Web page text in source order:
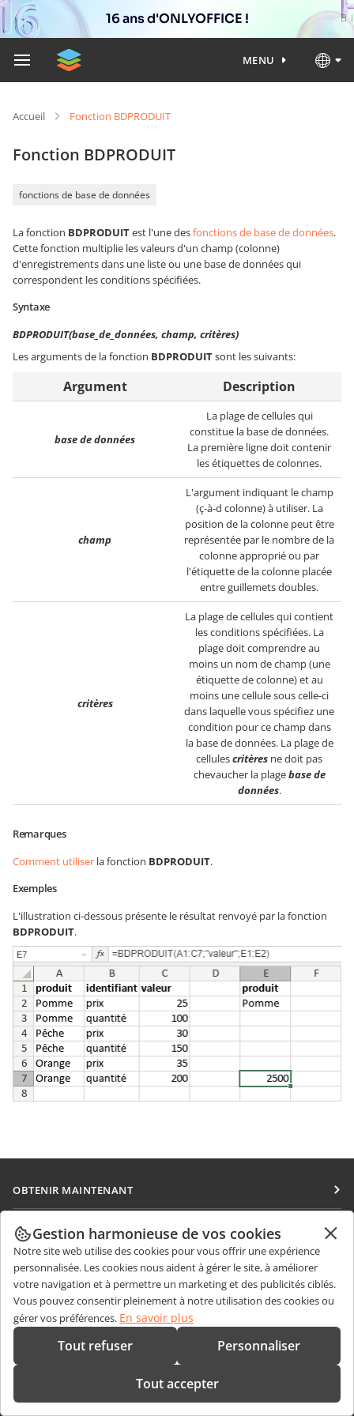
16 ans d'ONLYOFFICE !
MENU
Accueil Fonction BDPRODUIT
Fonction BDPRODUIT
fonctions de base de données
La fonction BDPRODUITest l'une desfonctions de base de données.
Cette fonction multiplie les valeurs d'un champ (colonne)
d'enregistrements dans une liste ou une base de données qui
correspondent les conditions spécifiées.
Syntaxe
BDPRODUIT(base_de_données, champ, critères)
Les arguments de la fonction BDPRODUITsont les suivants:
Argument Description
base de données
La plage de cellules qui
constitue la base de données.
La première ligne doit contenir
les étiquettes de colonnes.
champ
L'argument indiquant le champ
(ç-à-d colonne) à utiliser. La
position de la colonne peut être
représentée par le nombre de la
colonne approprié ou par
l'étiquette de la colonne placée
entre guillemets doubles.
critères
La plage de cellules qui contient
les conditions spécifiées. La
plage doit comprendre au
moins un nom de champ (une
étiquette de colonne) et au
moins une cellule sous celle-ci
dans laquelle vous spécifiez une
condition pour ce champ dans
la base de données. La plage de
cellulescritères ne doit pas
chevaucher la plagebase de
données.
Remarques
Comment utiliser la fonction BDPRODUIT.
Exemples
L'illustration ci-dessous présente le résultat renvoyé par la fonction
BDPRODUIT.
OBTENIR MAINTENANT
Docs
DocSpace
Workspace
Connecteurs
Applications de bureau
Applications mobiles
COLLABORATION
Pour les contributeurs
Pour les traducteurs
Pour les influenceurs
Offres d'emploi
OBTENIR DES NOUVELLES
Blog
OBTENIR DE L'AIDE
Forum
CONTACTEZ-NOUS
Questions de ventes
sales@onlyoffice.com
partners@onlyoffice.com
Gestion harmonieuse de vos cookies
Notre site web utilise des cookies pour vous offrir une expérience
personnalisée. Les cookies nous aident à gérer le site, à améliorer
votre navigation et à permettre un marketing et des publicités ciblés.
Vous pouvez consentir pleinement à notre utilisation des cookies ou
gérer vos préférences. En savoir plus
Tout refuser Personnaliser
Tout accepter